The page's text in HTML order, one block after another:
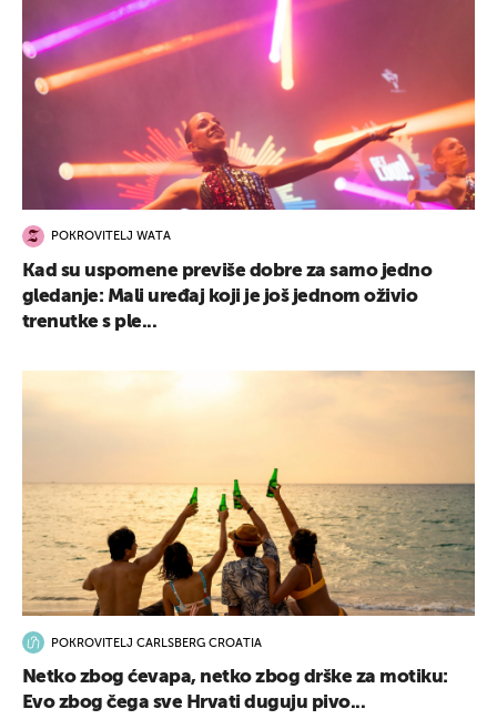
POKROVITELJ WATA
Kad su uspomene previše dobre za samo jedno
gledanje: Mali uređaj koji je još jednom oživio
trenutke s ple...
POKROVITELJ CARLSBERG CROATIA
Netko zbog ćevapa, netko zbog drške za motiku:
Evo zbog čega sve Hrvati duguju pivo...